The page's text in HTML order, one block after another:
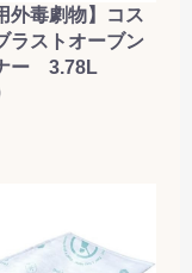
外毒劇物】コス
ストオーブン
ー 3.78L